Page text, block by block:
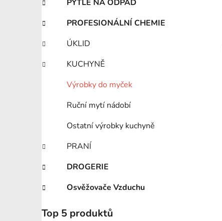
PYTLE NA ODPAD
PROFESIONÁLNÍ CHEMIE
ÚKLID
KUCHYNĚ
Výrobky do myček
Ruční mytí nádobí
Ostatní výrobky kuchyně
PRANÍ
DROGERIE
Osvěžovače Vzduchu
Top 5 produktů